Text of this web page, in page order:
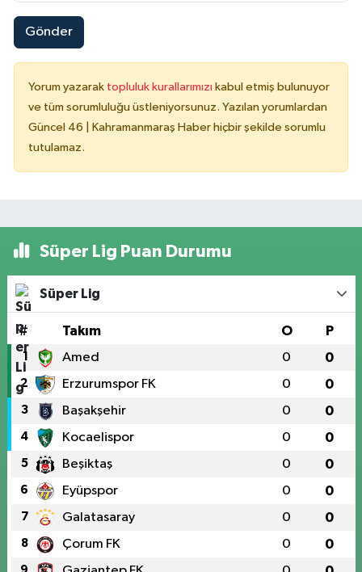
Gönder
Yorum yazarak topluluk kurallarımızı kabul etmiş bulunuyor
ve tüm sorumluluğu üstleniyorsunuz. Yazılan yorumlardan
Güncel 46 | Kahramanmaraş Haber hiçbir şekilde sorumlu
tutulamaz.
Süper Lig Puan Durumu
Süper Lig
# Takım O P
1 Amed 0 0
2 Erzurumspor FK 0 0
3 Başakşehir 0 0
4 Kocaelispor 0 0
5 Beşiktaş 0 0
6 Eyüpspor 0 0
7 Galatasaray 0 0
8 Çorum FK 0 0